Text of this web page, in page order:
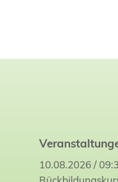
10.08.2026 /